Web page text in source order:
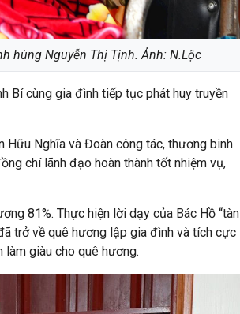
hùng Nguyễn Thị Tịnh. Ảnh: N.Lộc
Bí cùng gia đình tiếp tục phát huy truyền
Hữu Nghĩa và Đoàn công tác, thương binh
chí lãnh đạo hoàn thành tốt nhiệm vụ,
81%. Thực hiện lời dạy của Bác Hồ “tàn
trở về quê hương lập gia đình và tích cực
giàu cho quê hương.